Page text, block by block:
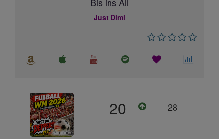
Bis ins All
Just Dimi
20 28